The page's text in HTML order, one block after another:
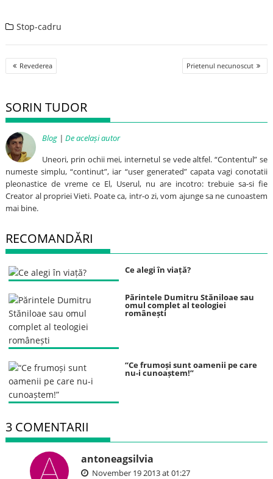
Stop-cadru
Post
navigation
Revederea Prietenul necunoscut
SORIN TUDOR
Blog |De același autor
Uneori, prin ochii mei, internetul se vede altfel. “Contentul” se
numeste simplu, “continut”, iar “user generated” capata vagi conotatii
pleonastice de vreme ce El, Userul, nu are incotro: trebuie sa-si fie
Creator al propriei Vieti. Poate ca, intr-o zi, vom ajunge sa ne cunoastem
mai bine.
RECOMANDĂRI
Ce alegi în viață?
Părintele Dumitru Stăniloae sau
omul complet al teologiei
românești
“Ce frumoși sunt oamenii pe care
nu-i cunoaștem!”
3 COMENTARII
antoneagsilvia
November 19 2013 at 01:27